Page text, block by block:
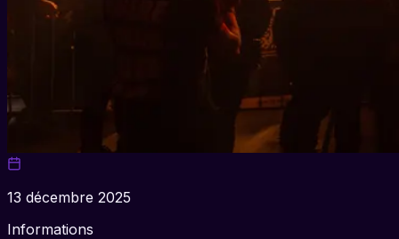
13 décembre 2025
Informations